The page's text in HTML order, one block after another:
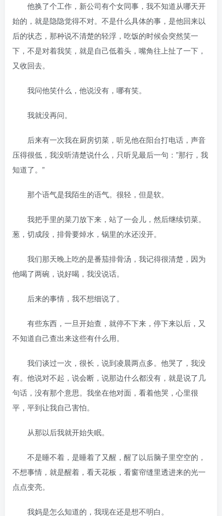
他换了个工作，新公司有个女同事，我不知道从哪天开
始的，就是隐隐觉得不对。不是什么具体的事，是他回来以
后的状态，那种说不清楚的轻浮，吃饭的时候会突然笑一
下，不是对着我笑，就是自己低着头，嘴角往上扯了一下，
又收回去。
我问他笑什么，他说没有，哪有笑。
我就没再问。
后来有一次我在厨房切菜，听见他在阳台打电话，声音
压得很低，我没听清楚说什么，只听见最后一句：”那行，我
知道了。”
那个语气是我陌生的语气。很轻，但是软。
我把手里的菜刀放下来，站了一会儿，然后继续切菜。
葱，切成段，排骨要焯水，锅里的水还没开。
我们那天晚上吃的是番茄排骨汤，我记得很清楚，因为
他喝了两碗，说好喝，我没说话。
后来的事情，我不想细说了。
有些东西，一旦开始查，就停不下来，停下来以后，又
不知道自己查出来这些有什么用。
我们谈过一次，很长，说到凌晨两点多。他哭了，我没
有。他说对不起，说会断，说那边什么都没有，就是说了几
句话，没有那个意思。我坐在他对面，看着他哭，心里很
平，平到让我自己害怕。
从那以后我就开始失眠。
不是睡不着，是睡着了又醒，醒了以后脑子里空空的，
不想事情，就是醒着，看天花板，看窗帘缝里透进来的光一
点点变亮。
我妈是怎么知道的，我现在还是想不明白。